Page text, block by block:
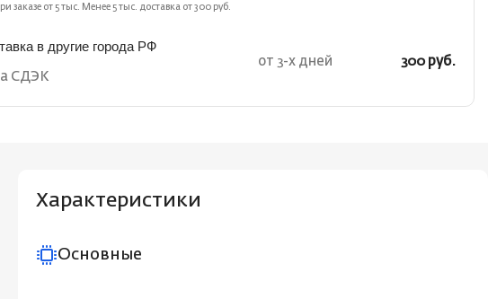
заказе от 5 тыс. Менее 5 тыс. доставка от 300 руб.
в другие города РФ
СДЭК
от 3-х дней 300 руб.
Характеристики
Основные